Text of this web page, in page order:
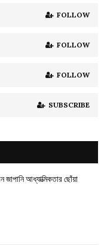
H
FOLLOW
FOLLOW
FOLLOW
SUBSCRIBE
জাপানি আধ্যাত্মিকতার ছোঁয়া